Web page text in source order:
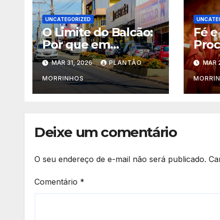
UNCATEGORIZED
O Limite do Balcão:
Por que em
Morrinhos o Cliente
nem Sempre tem
Razão
MAR 31, 2026 PLANTÃO
MORRINHOS
Fé
MAR
Deixe um comentário
O seu endereço de e-mail não será publicado.
Comentário *